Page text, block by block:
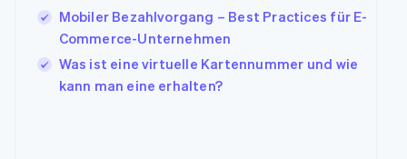
Mobiler Bezahlvorgang – Best Practices für E-
Commerce-Unternehmen
Was ist eine virtuelle Kartennummer und wie
kann man eine erhalten?
Kroatien
EnglishItaliano
English
Liechtenstein